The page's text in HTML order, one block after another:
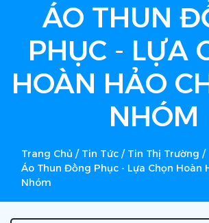
ÁO THUN
PHỤC - LỰA
HOÀN HẢO
NHÓM
Trang Chủ / Tin Tức / Tin Thị Trường /
Áo Thun Đồng Phục - Lựa Chọn Hoàn
Nhóm